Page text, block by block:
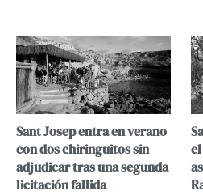
Sant Josep entra en verano
con dos chiringuitos sin
adjudicar tras una segunda
licitación fallida